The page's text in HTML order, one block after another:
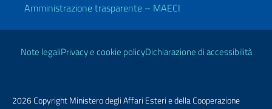
Amministrazione trasparente – MAECI
Link Utili
Note legaliPrivacy e cookie policyDichiarazione di accessibilità
2026 Copyright Ministero degli Affari Esteri e della Cooperazione